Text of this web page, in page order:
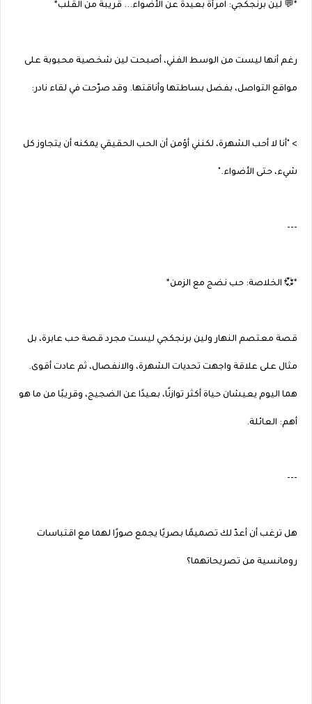
*💬 لين برنجكجي: امرأة بعيدة عن الأضواء... قريبة من القلب*
رغم أنها ليست من الوسط الفني، أصبحت لين شخصية محبوبة على
مواقع التواصل، بفضل بساطتها وأناقتها. وقد صرّحت في لقاء نادر:
> "أنا لا أحب الشهرة، لكنني أؤمن أن الحب الحقيقي يمكنه أن يتجاوز كل
شيء، حتى الأضواء."
---
*💞 الخلاصة: حب نضج مع الزمن*
قصة معتصم النهار ولين برنجكجي ليست مجرد قصة حب عابرة، بل
مثال على علاقة واجهت تحديات الشهرة، والانفصال، ثم عادت أقوى.
هما اليوم يعيشان حياة أكثر توازنًا، بعيدًا عن الضجيج، وقريبًا من ما هو
أهم: العائلة.
---
هل ترغب أن أعدّ لك تصميمًا بصريًا يجمع صورًا لهما مع اقتباسات
رومانسية من تصريحاتهما؟